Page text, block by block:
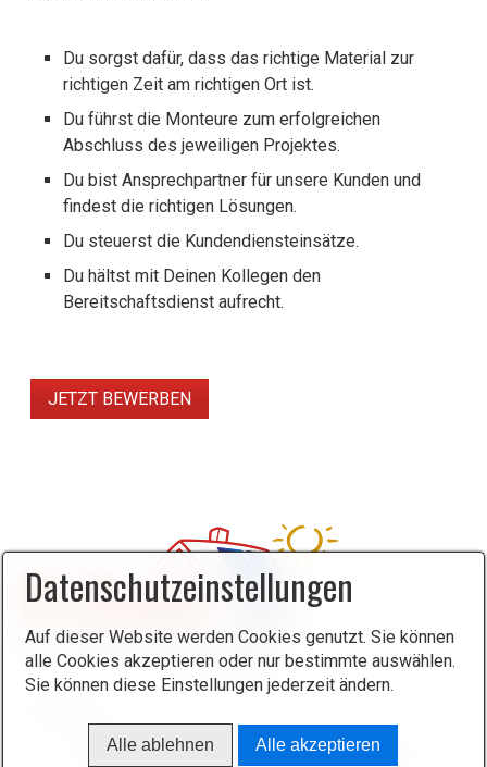
Du sorgst dafür, dass das richtige Material zur
richtigen Zeit am richtigen Ort ist.
Du führst die Monteure zum erfolgreichen
Abschluss des jeweiligen Projektes.
Du bist Ansprechpartner für unsere Kunden und
findest die richtigen Lösungen.
Du steuerst die Kundendiensteinsätze.
Du hältst mit Deinen Kollegen den
Bereitschaftsdienst aufrecht.
JETZT BEWERBEN
Startseite Kontakt Impressum Facebook
Datenschutzeinstellungen
Auf dieser Website werden Cookies genutzt. Sie können
alle Cookies akzeptieren oder nur bestimmte auswählen.
Sie können diese Einstellungen jederzeit ändern.
Alle ablehnen Alle akzeptieren